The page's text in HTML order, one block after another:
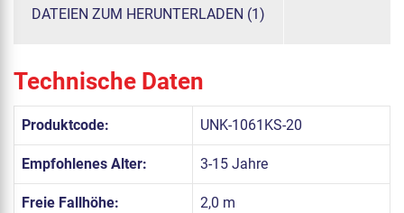
DATEIEN ZUM HERUNTERLADEN (1)
Technische Daten
Produktcode: UNK-1061KS-20
Empfohlenes Alter: 3-15 Jahre
Freie Fallhöhe: 2,0 m